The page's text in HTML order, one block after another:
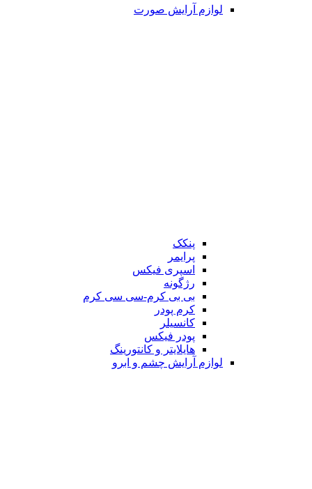
لوازم آرایش صورت
پنکک
پرایمر
اسپری فیکس
رژگونه
بی بی کرم-سی سی کرم
کرم پودر
کانسیلر
پودر فیکس
هایلایتر و کانتورینگ
لوازم آرایش چشم و ابرو